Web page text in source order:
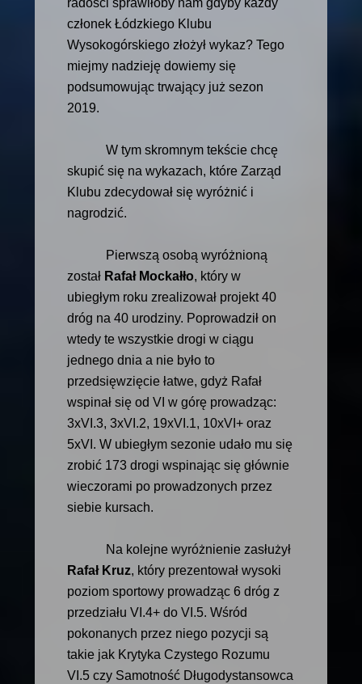
radości sprawiłoby nam gdyby każdy
członek Łódzkiego Klubu
Wysokogórskiego złożył wykaz? Tego
miejmy nadzieję dowiemy się
podsumowując trwający już sezon
2019.
W tym skromnym tekście chcę
skupić się na wykazach, które Zarząd
Klubu zdecydował się wyróżnić i
nagrodzić.
Pierwszą osobą wyróżnioną
został Rafał Mockałło, który w
ubiegłym roku zrealizował projekt 40
dróg na 40 urodziny. Poprowadził on
wtedy te wszystkie drogi w ciągu
jednego dnia a nie było to
przedsięwzięcie łatwe, gdyż Rafał
wspinał się od VI w górę prowadząc:
3xVI.3, 3xVI.2, 19xVI.1, 10xVI+ oraz
5xVI. W ubiegłym sezonie udało mu się
zrobić 173 drogi wspinając się głównie
wieczorami po prowadzonych przez
siebie kursach.
Na kolejne wyróżnienie zasłużył
Rafał Kruz, który prezentował wysoki
poziom sportowy prowadząc 6 dróg z
przedziału VI.4+ do VI.5. Wśród
pokonanych przez niego pozycji są
takie jak Krytyka Czystego Rozumu
VI.5 czy Samotność Długodystansowca